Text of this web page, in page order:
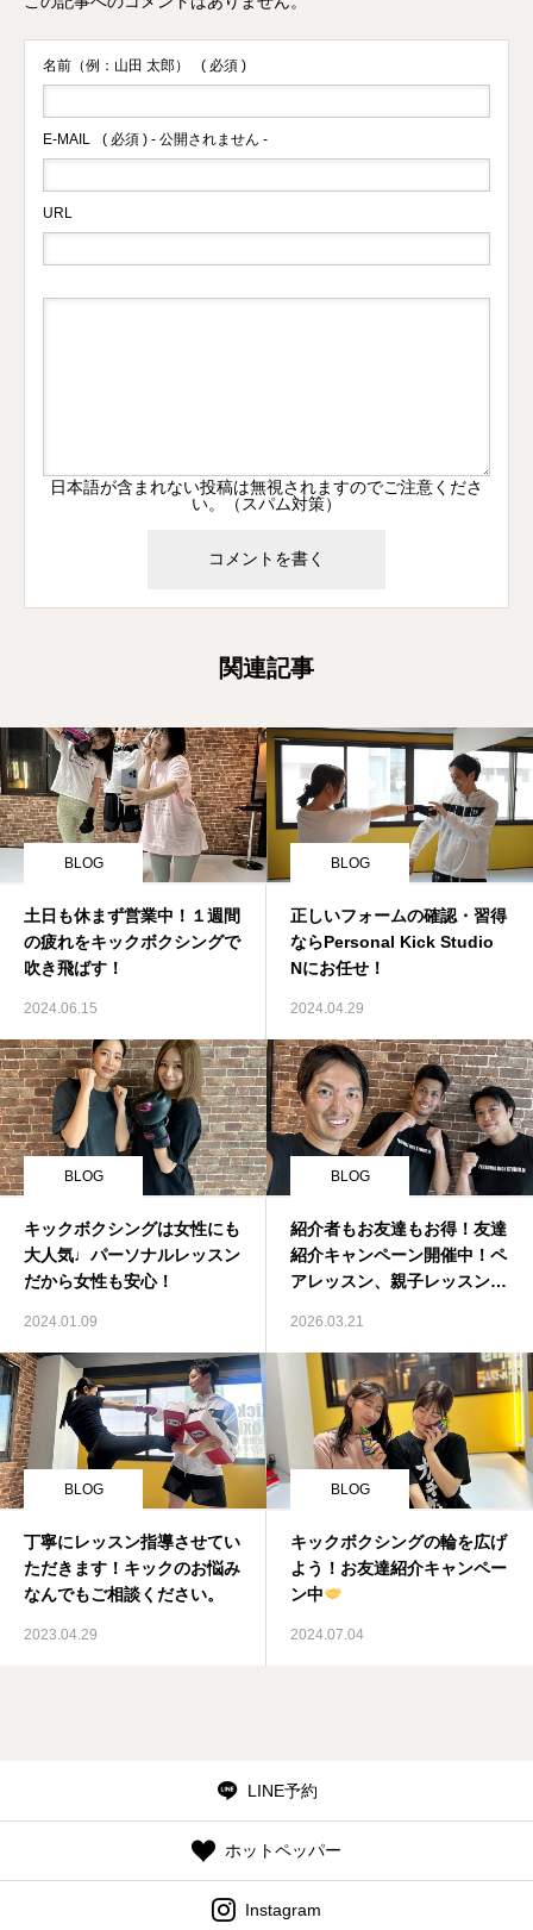
名前（例：山田 太郎） ( 必須 )
E-MAIL ( 必須 ) - 公開されません -
URL
日本語が含まれない投稿は無視されますのでご注意くださ
い。（スパム対策）
関連記事
BLOG
土日も休まず営業中！１週間
の疲れをキックボクシングで
吹き飛ばす！
2024.06.15
BLOG
正しいフォームの確認・習得
ならPersonal Kick Studio
Nにお任せ！
2024.04.29
BLOG
キックボクシングは女性にも
大人気♩パーソナルレッスン
だから女性も安心！
2024.01.09
BLOG
紹介者もお友達もお得！友達
紹介キャンペーン開催中！ペ
アレッスン、親子レッスンも
2026.03.21
BLOG
丁寧にレッスン指導させてい
ただきます！キックのお悩み
なんでもご相談ください。
2023.04.29
BLOG
キックボクシングの輪を広げ
よう！お友達紹介キャンペー
ン中
2024.07.04
LINE予約
ホットペッパー
Instagram